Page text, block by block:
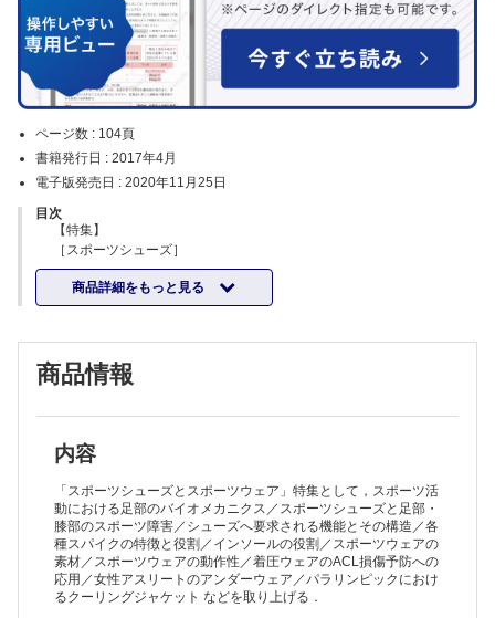
ページ数 : 104頁
書籍発行日 : 2017年4月
電子版発売日 : 2020年11月25日
目次
【特集】
［スポーツシューズ］
足部アーチの構造と機能／寺本 司
スポーツ活動における足部のバイオメカニクス／橋本健史
スポーツシューズと足部のスポーツ障害／熊井 司
シューズへ要求される機能とその構造／礒部真志
各種スパイクの特徴と役割／古川大輔
発汗のメカニズム／上條義一郎
スポーツウェアの素材／西村一樹
スポーツウェアの動作性／荻田 太
着圧ウェアのACL損傷予防への応用／小柳磨毅ほか
女性アスリートのアンダーウェア／篠﨑彰大
冬季スポーツとスポーツウェア／荻野 毅
パラリンピックにおけるクーリングジャケット／金田晃一
【連載】
＜再考 スポーツに必要な栄養の話＞第4回
商品詳細をもっと見る
商品情報
内容
「スポーツシューズとスポーツウェア」特集として，スポーツ活
動における足部のバイオメカニクス／スポーツシューズと足部・
膝部のスポーツ障害／シューズへ要求される機能とその構造／各
種スパイクの特徴と役割／インソールの役割／スポーツウェアの
素材／スポーツウェアの動作性／着圧ウェアのACL損傷予防への
応用／女性アスリートのアンダーウェア／パラリンピックにおけ
るクーリングジャケット などを取り上げる．